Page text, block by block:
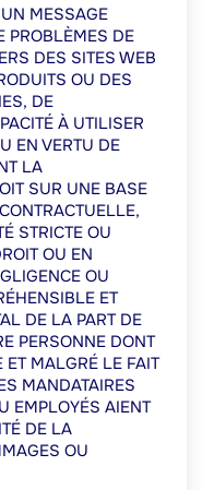
MESSAGE
PROBLÈMES DE
DES SITES WEB
OU DES
DE
À UTILISER
EN VERTU DE
LA
SUR UNE BASE
STRICTE OU
OU EN
OU
ET
DE LA PART DE
PERSONNE DONT
ET MALGRÉ LE FAIT
MANDATAIRES
EMPLOYÉS AIENT
DE LA
OU